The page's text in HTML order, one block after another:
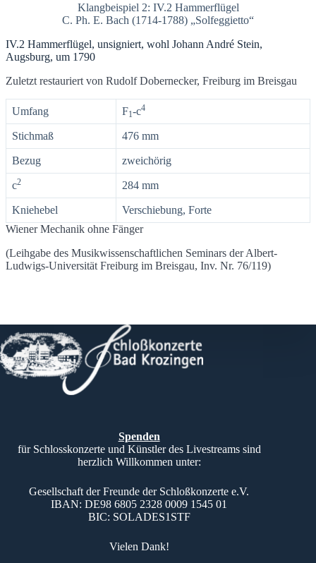
Klangbeispiel 2: IV.2 Hammerflügel
C. Ph. E. Bach (1714-1788) „Solfeggietto“
IV.2 Hammerflügel, unsigniert, wohl Johann André Stein,
Augsburg, um 1790
Zuletzt restauriert von Rudolf Dobernecker, Freiburg im Breisgau
Umfang F1-c4
Stichmaß 476 mm
Bezug zweichörig
c2 284 mm
Kniehebel
Verschiebung, Forte
Wiener Mechanik ohne Fänger
(Leihgabe des Musikwissenschaftlichen Seminars der Albert-
Ludwigs-Universität Freiburg im Breisgau, Inv. Nr. 76/119)
Spenden
für Schlosskonzerte und Künstler des Livestreams sind
herzlich Willkommen unter:
Gesellschaft der Freunde der Schloßkonzerte e.V.
IBAN: DE98 6805 2328 0009 1545 01
BIC: SOLADES1STF
Vielen Dank!